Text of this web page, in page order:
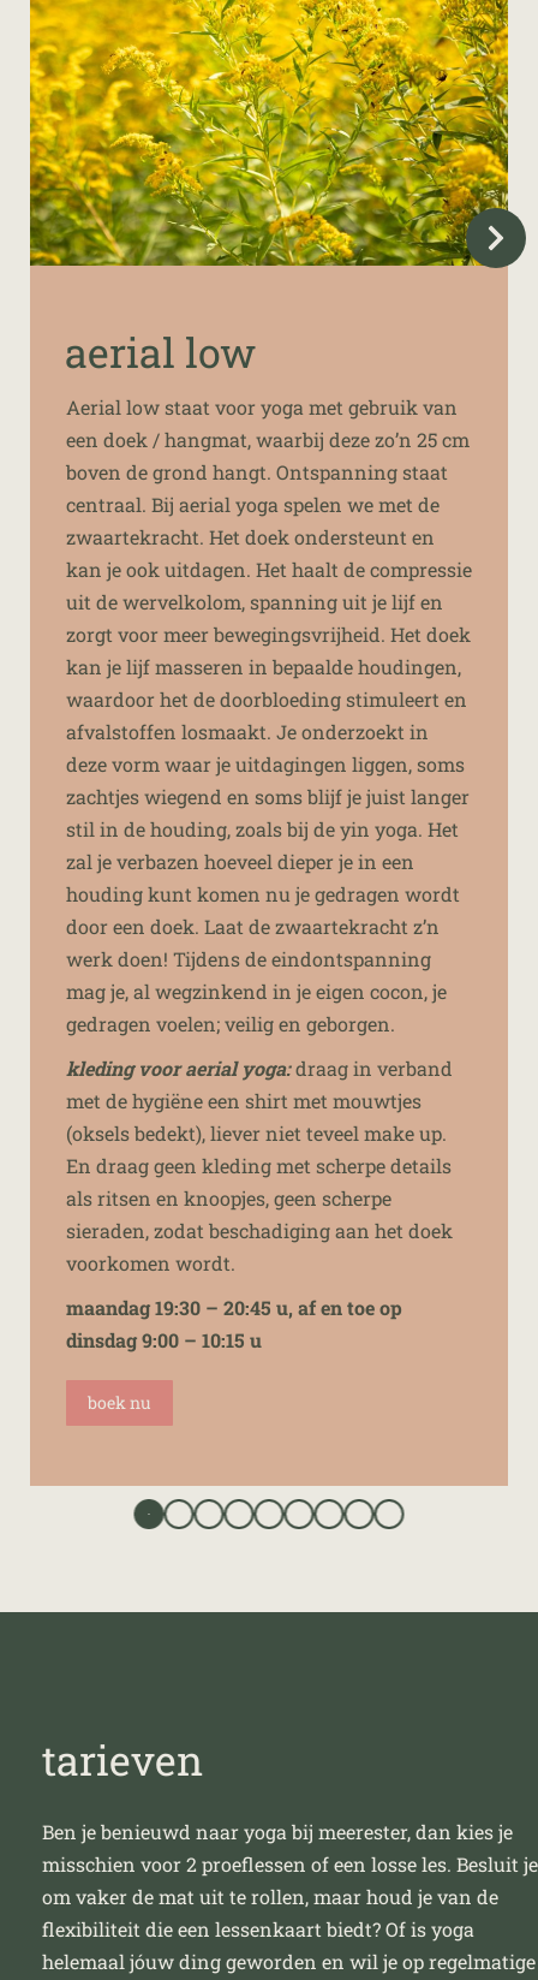
aerial low
Aerial low staat voor yoga met gebruik van
een doek / hangmat, waarbij deze zo’n 25 cm
boven de grond hangt. Ontspanning staat
centraal. Bij aerial yoga spelen we met de
zwaartekracht. Het doek ondersteunt en
kan je ook uitdagen. Het haalt de compressie
uit de wervelkolom, spanning uit je lijf en
zorgt voor meer bewegingsvrijheid. Het doek
kan je lijf masseren in bepaalde houdingen,
waardoor het de doorbloeding stimuleert en
afvalstoffen losmaakt. Je onderzoekt in
deze vorm waar je uitdagingen liggen, soms
zachtjes wiegend en soms blijf je juist langer
stil in de houding, zoals bij de yin yoga. Het
zal je verbazen hoeveel dieper je in een
houding kunt komen nu je gedragen wordt
door een doek. Laat de zwaartekracht z’n
werk doen! Tijdens de eindontspanning
mag je, al wegzinkend in je eigen cocon, je
gedragen voelen; veilig en geborgen.
kleding vooraerialyoga:draag in verband
met de hygiëne een shirt met mouwtjes
(oksels bedekt), liever niet teveel make up.
En draag geen kleding met scherpe details
als ritsen en knoopjes, geen scherpe
sieraden, zodat beschadiging aan het doek
voorkomen wordt.
maandag 19:30 – 20:45 u, af en toe op
dinsdag 9:00 – 10:15 u
boek nu
tarieven
Ben je benieuwd naar yoga bij meerester, dan kies je
misschien voor 2 proeflessen of een losse les. Besluit je
om vaker de mat uit te rollen, maar houd je van de
flexibiliteit die een lessenkaart biedt? Of is yoga
helemaal jóuwding geworden en wil je op regelmatige